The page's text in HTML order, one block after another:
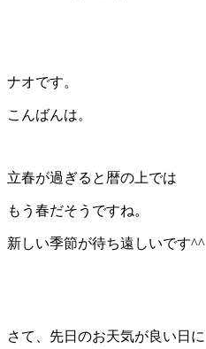
ナオです。
こんばんは。
立春が過ぎると暦の上では
もう春だそうですね。
新しい季節が待ち遠しいです^^
さて、先日のお天気が良い日に